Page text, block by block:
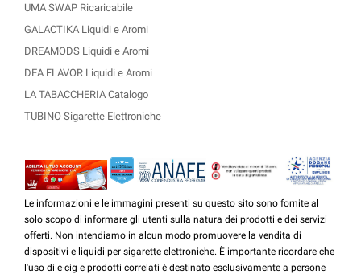
UMA SWAP Ricaricabile
GALACTIKA Liquidi e Aromi
DREAMODS Liquidi e Aromi
DEA FLAVOR Liquidi e Aromi
LA TABACCHERIA Catalogo
TUBINO Sigarette Elettroniche
Le informazioni e le immagini presenti su questo sito sono fornite al
solo scopo di informare gli utenti sulla natura dei prodotti e dei servizi
offerti. Non intendiamo in alcun modo promuovere la vendita di
dispositivi e liquidi per sigarette elettroniche. È importante ricordare che
l'uso di e-cig e prodotti correlati è destinato esclusivamente a persone